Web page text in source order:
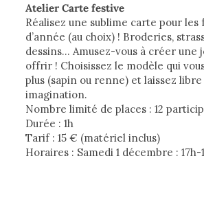
Atelier Carte festive
Réalisez une sublime carte pour les
d’année (au choix) ! Broderies,
dessins… Amusez-vous à créer une
offrir ! Choisissez le modèle qui
plus (sapin ou renne) et laissez
imagination.
Nombre limité de places : 12
Durée : 1h
Tarif : 15 ­€ (matériel inclus)
Horaires : Samedi 1 décembre : 17h-